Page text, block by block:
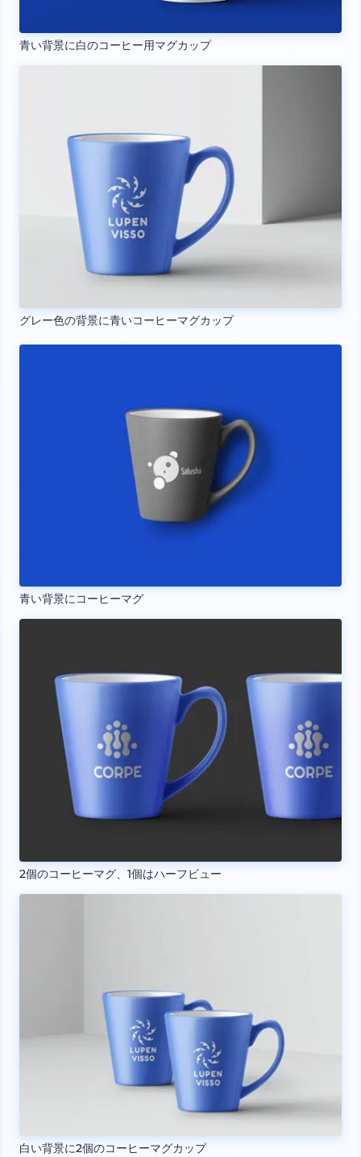
青い背景に白のコーヒー用マグカップ
グレー色の背景に青いコーヒーマグカップ
青い背景にコーヒーマグ
2個のコーヒーマグ、1個はハーフビュー
白い背景に2個のコーヒーマグカップ